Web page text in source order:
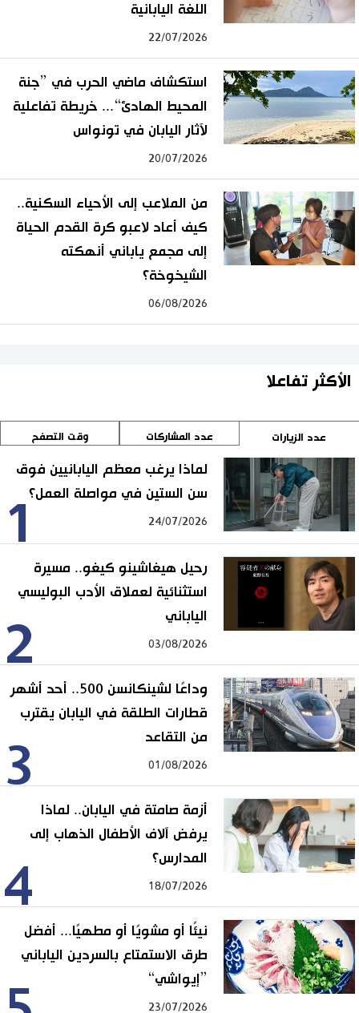
اللغة اليابانية
22/07/2026
استكشاف ماضي الحرب في ”جنة
المحيط الهادئ“... خريطة تفاعلية
لآثار اليابان في تونواس
20/07/2026
من الملاعب إلى الأحياء السكنية..
كيف أعاد لاعبو كرة القدم الحياة
إلى مجمع ياباني أنهكته
الشيخوخة؟
06/08/2026
الأكثر تفاعلا
عدد الزيارات عدد المشاركات وقت التصفح
1
لماذا يرغب معظم اليابانيين فوق
سن الستين في مواصلة العمل؟
24/07/2026
2
رحيل هيغاشينو كيغو.. مسيرة
استثنائية لعملاق الأدب البوليسي
الياباني
03/08/2026
3
وداعًا لشينكانسن 500.. أحد أشهر
قطارات الطلقة في اليابان يقترب
من التقاعد
01/08/2026
4
أزمة صامتة في اليابان.. لماذا
يرفض آلاف الأطفال الذهاب إلى
المدارس؟
18/07/2026
نيئًا أو مشويًا أو مطهيًا... أفضل
طرق الاستمتاع بالسردين الياباني
”إيواشي“
23/07/2026